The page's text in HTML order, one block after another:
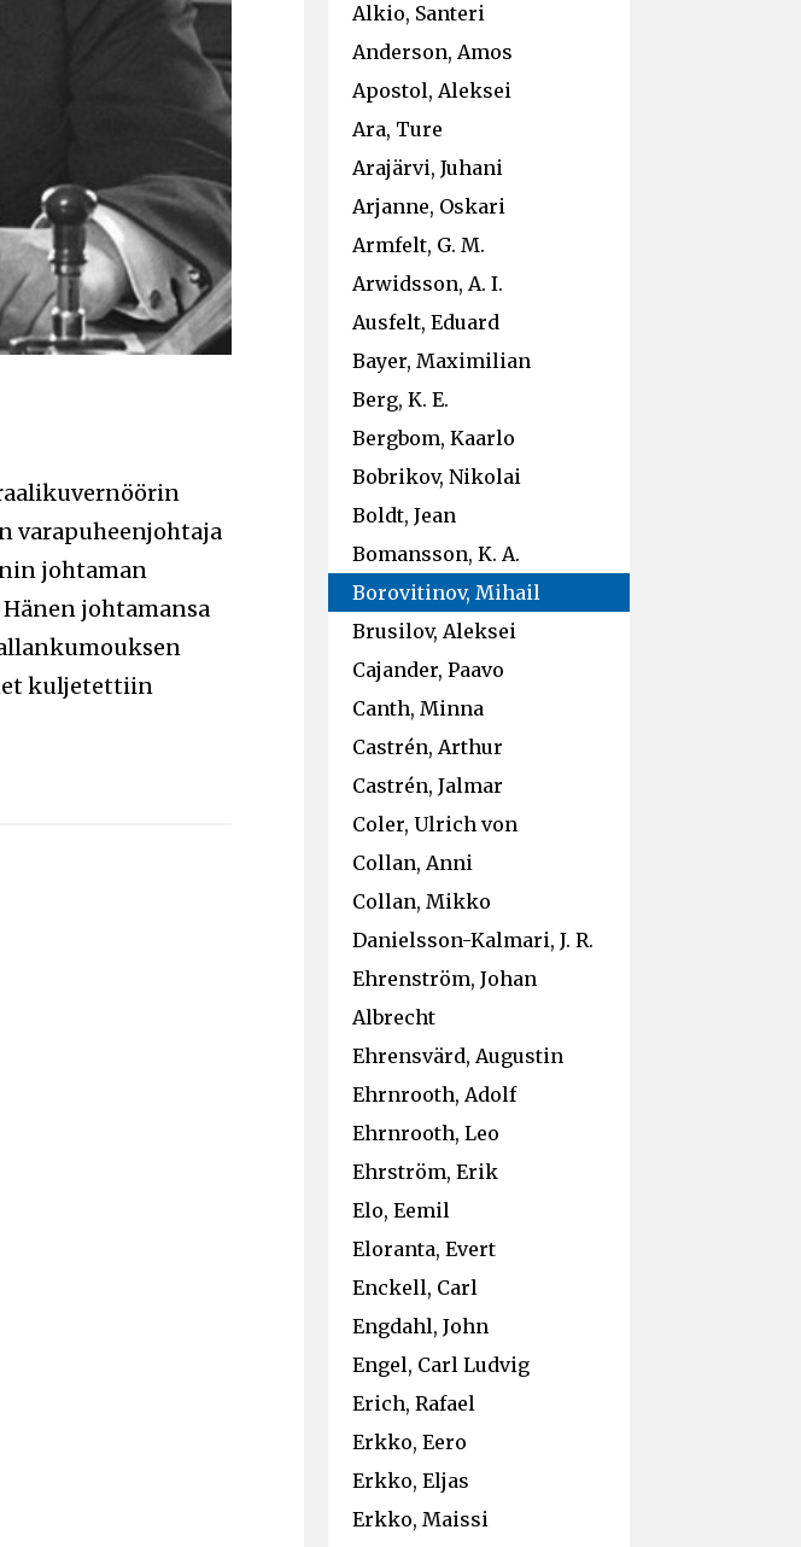
varapuheenjohtaja
johtaman
johtamansa
kuljetettiin
Alkio, Santeri
Anderson, Amos
Apostol, Aleksei
Ara, Ture
Arajärvi, Juhani
Arjanne, Oskari
Armfelt, G. M.
Arwidsson, A. I.
Ausfelt, Eduard
Bayer, Maximilian
Berg, K. E.
Bergbom, Kaarlo
Bobrikov, Nikolai
Boldt, Jean
Bomansson, K. A.
Borovitinov, Mihail
Brusilov, Aleksei
Cajander, Paavo
Canth, Minna
Castrén, Arthur
Castrén, Jalmar
Coler, Ulrich von
Collan, Anni
Collan, Mikko
Danielsson-Kalmari, J. R.
Ehrenström, Johan
Albrecht
Ehrensvärd, Augustin
Ehrnrooth, Adolf
Ehrnrooth, Leo
Ehrström, Erik
Elo, Eemil
Eloranta, Evert
Enckell, Carl
Engdahl, John
Engel, Carl Ludvig
Erich, Rafael
Erkko, Eero
Erkko, Eljas
Erkko, Maissi